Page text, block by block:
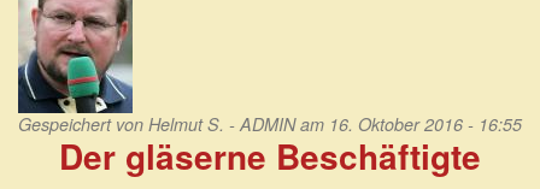
Gespeichert von Helmut S. - ADMINam 16. Oktober 2016 - 16:55
Der gläserne Beschäftigte